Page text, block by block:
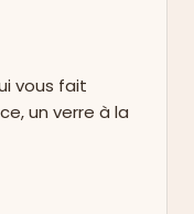
vous fait
un verre à la